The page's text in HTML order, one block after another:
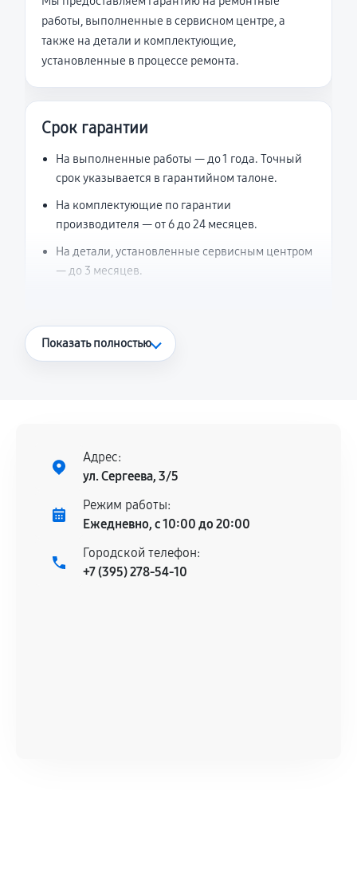
работы, выполненные в сервисном центре, а
также на детали и комплектующие,
установленные в процессе ремонта.
Срок гарантии
На выполненные работы — до 1 года. Точный
срок указывается в гарантийном талоне.
На комплектующие по гарантии
производителя — от 6 до 24 месяцев.
На детали, установленные сервисным центром
— до 3 месяцев.
Что считается гарантийным случаем
нормальной эксплуатации в течение
гарантийного срока.
Несоответствие комплектующей заявленным
техническим характеристикам.
Документы для подтверждения
Показать полностью
Адрес:
ул. Сергеева, 3/5
Режим работы:
Ежедневно, с 10:00 до 20:00
Городской телефон:
+7 (395) 278-54-10